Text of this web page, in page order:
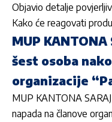
Objavio detalje
Kako će reagovati
MUP KANTONA
šest osoba
organizacije
MUP KANTONA
napada na članove